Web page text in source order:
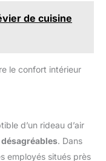
les supermarchés, les
banques, les
les stations, etc.
de cuisine
le confort intérieur
d’un rideau d’air
. Dans
employés situés près